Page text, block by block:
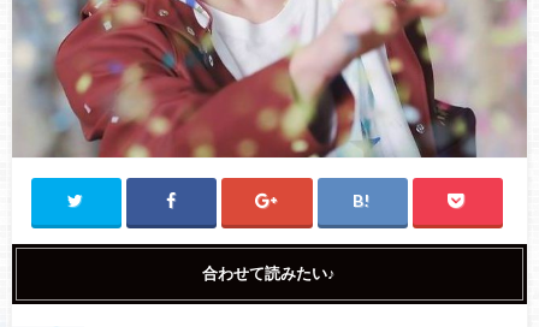
合わせて読みたい♪